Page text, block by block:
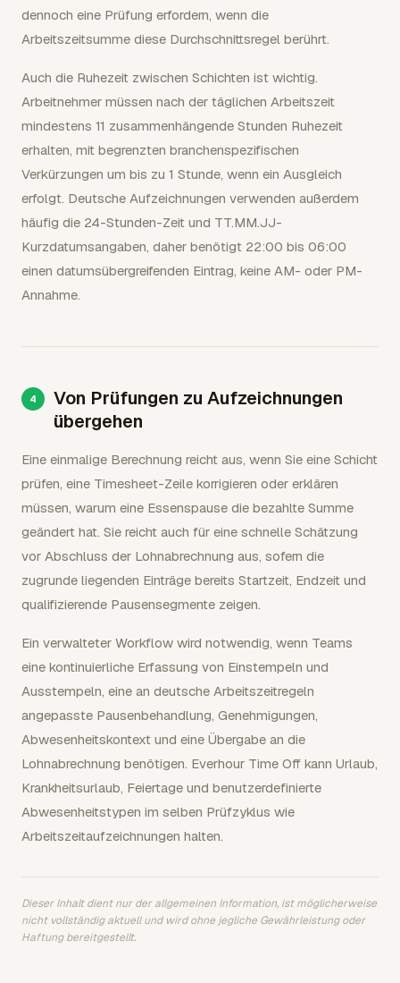
dennoch eine Prüfung erfordern, wenn die
Arbeitszeitsumme diese Durchschnittsregel berührt.
Auch die Ruhezeit zwischen Schichten ist wichtig.
Arbeitnehmer müssen nach der täglichen Arbeitszeit
mindestens 11 zusammenhängende Stunden Ruhezeit
erhalten, mit begrenzten branchenspezifischen
Verkürzungen um bis zu 1 Stunde, wenn ein Ausgleich
erfolgt. Deutsche Aufzeichnungen verwenden außerdem
häufig die 24-Stunden-Zeit und TT.MM.JJ-
Kurzdatumsangaben, daher benötigt 22:00 bis 06:00
einen datumsübergreifenden Eintrag, keine AM- oder PM-
Annahme.
Von Prüfungen zu Aufzeichnungen
übergehen
Eine einmalige Berechnung reicht aus, wenn Sie eine Schicht
prüfen, eine Timesheet-Zeile korrigieren oder erklären
müssen, warum eine Essenspause die bezahlte Summe
geändert hat. Sie reicht auch für eine schnelle Schätzung
vor Abschluss der Lohnabrechnung aus, sofern die
zugrunde liegenden Einträge bereits Startzeit, Endzeit und
qualifizierende Pausensegmente zeigen.
Ein verwalteter Workflow wird notwendig, wenn Teams
eine kontinuierliche Erfassung von Einstempeln und
Ausstempeln, eine an deutsche Arbeitszeitregeln
angepasste Pausenbehandlung, Genehmigungen,
Abwesenheitskontext und eine Übergabe an die
Lohnabrechnung benötigen. Everhour Time Off kann Urlaub,
Krankheitsurlaub, Feiertage und benutzerdefinierte
Abwesenheitstypen im selben Prüfzyklus wie
Arbeitszeitaufzeichnungen halten.
Dieser Inhalt dient nur der allgemeinen Information, ist möglicherweise
nicht vollständig aktuell und wird ohne jegliche Gewährleistung oder
Haftung bereitgestellt.